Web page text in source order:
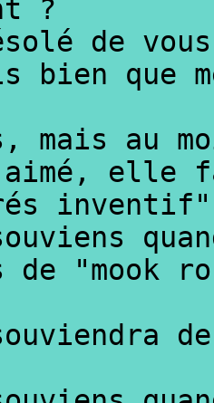
?
de
bien que
mais au
aimé,
de "mook